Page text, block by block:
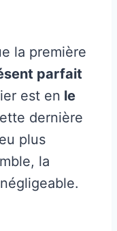
la première
parfait
est en le
dernière
plus
la